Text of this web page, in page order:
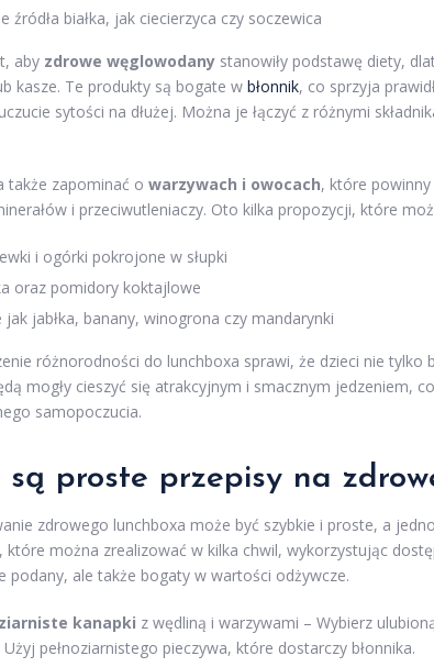
źródła białka, jak ciecierzyca czy soczewica
aby zdrowe węglowodany stanowiły podstawę diety,
kasze. Te produkty są bogate w błonnik, co sprzyja
sytości na dłużej. Można je łączyć z różnymi
także zapominać o warzywach i owocach, które powinny
i przeciwutleniaczy. Oto kilka propozycji, które
i ogórki pokrojone w słupki
oraz pomidory koktajlowe
jak jabłka, banany, winogrona czy mandarynki
różnorodności do lunchboxa sprawi, że dzieci nie tylko
mogły cieszyć się atrakcyjnym i smacznym jedzeniem,
samopoczucia.
są proste przepisy na
zdrowego lunchboxa może być szybkie i proste, a
które można zrealizować w kilka chwil, wykorzystując
podany, ale także bogaty w wartości odżywcze.
kanapki z wędliną i warzywami – Wybierz
Użyj pełnoziarnistego pieczywa, które dostarczy błonnika.